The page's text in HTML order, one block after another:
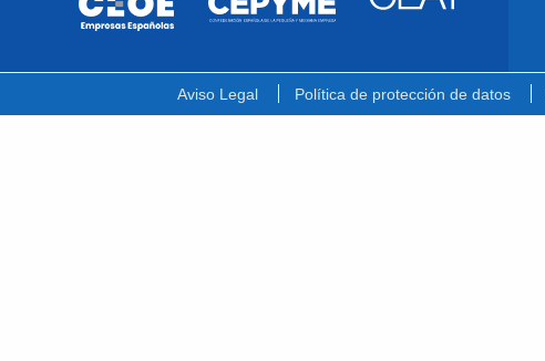
Aviso Legal Política de protección de datos